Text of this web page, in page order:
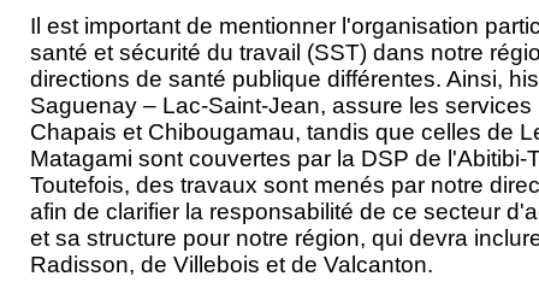
Il est important de mentionner l'organisation
santé et sécurité du travail (SST) dans notre
directions de santé publique différentes. Ainsi,
Saguenay – Lac-Saint-Jean, assure les
Chapais et Chibougamau, tandis que celles de
Matagami sont couvertes par la DSP de
Toutefois, des travaux sont menés par notre
afin de clarifier la responsabilité de ce secteur
et sa structure pour notre région, qui devra
Radisson, de Villebois et de Valcanton.